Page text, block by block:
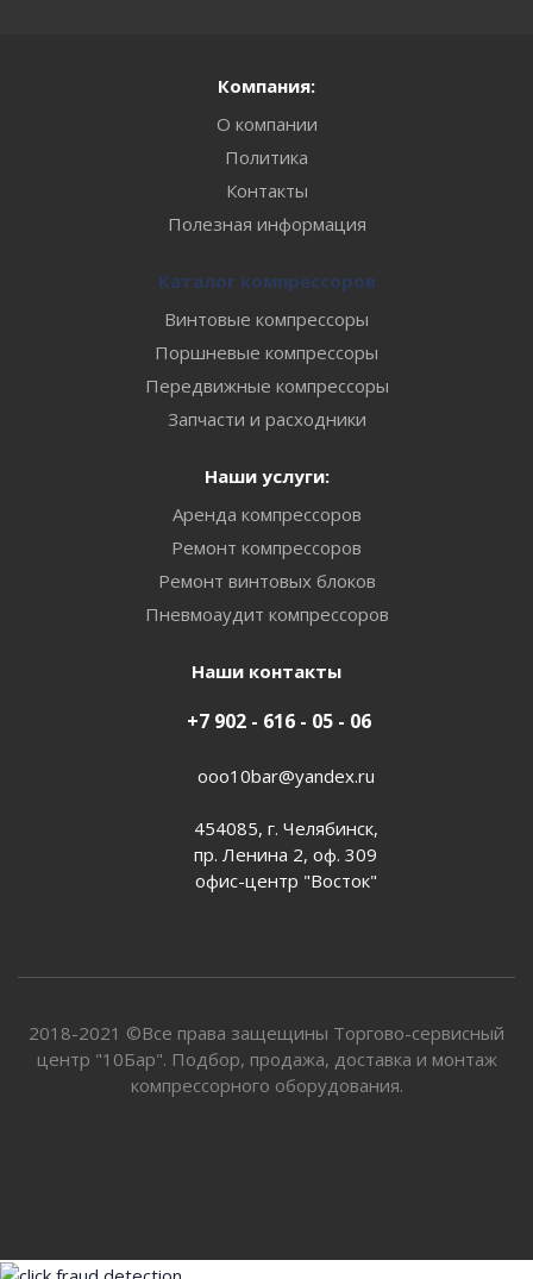
Компания:
О компании
Политика
Контакты
Полезная информация
Каталог компрессоров
Винтовые компрессоры
Поршневые компрессоры
Передвижные компрессоры
Запчасти и расходники
Наши услуги:
Аренда компрессоров
Ремонт компрессоров
Ремонт винтовых блоков
Пневмоаудит компрессоров
Наши контакты
+7 902 - 616 - 05 - 06
ooo10bar@yandex.ru
454085, г. Челябинск,
пр. Ленина 2, оф. 309
офис-центр "Восток"
2018-2021 ©Все права защещины Торгово-сервисный
центр "10Бар". Подбор, продажа, доставка и монтаж
компрессорного оборудования.